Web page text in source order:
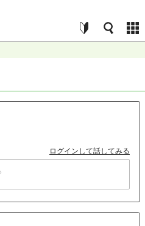
ログインして話してみる